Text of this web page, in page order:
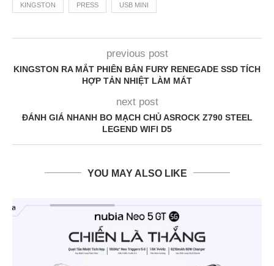
KINGSTON PRESS USB MINI
previous post
KINGSTON RA MẮT PHIÊN BẢN FURY RENEGADE SSD TÍCH
HỢP TẢN NHIỆT LÀM MÁT
next post
ĐÁNH GIÁ NHANH BO MẠCH CHỦ ASROCK Z790 STEEL
LEGEND WIFI D5
YOU MAY ALSO LIKE